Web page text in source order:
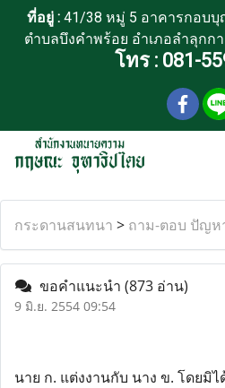
ที่อยู่ :41/38 หมู่ 5 อาคารกอบบุ
ตำบลบึงคำพร้อย อำเภอลำลุกก
โทร : 081-
กระดานสนทนา > ถาม-ตอบ ปัญห
ขอคำแนะนำ (873 อ่าน)
9 มิ.ย. 2554 09:54
นาย ก. แต่งงานกับ นาง ข. โดยมิ